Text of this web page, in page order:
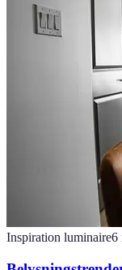
Inspiration luminaire6